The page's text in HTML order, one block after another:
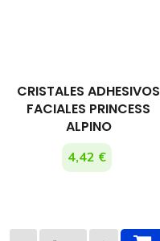
CRISTALES ADHESIVOS
FACIALES PRINCESS
ALPINO
4,42 €